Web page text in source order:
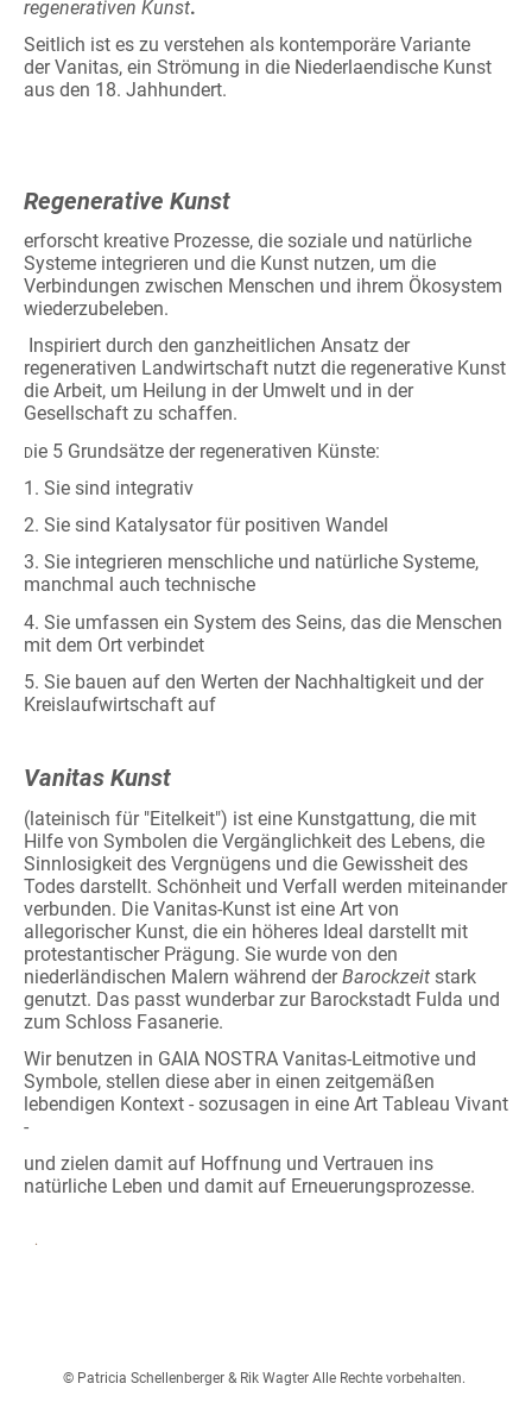
regenerativen Kunst.
Seitlich ist es zu verstehen als kontemporäre Variante
der Vanitas, ein Strömung in die Niederlaendische Kunst
aus den 18. Jahhundert.
Regenerative Kunst
erforscht kreative Prozesse, die soziale und natürliche
Systeme integrieren und die Kunst nutzen, um die
Verbindungen zwischen Menschen und ihrem Ökosystem
wiederzubeleben.
Inspiriert durch den ganzheitlichen Ansatz der
regenerativen Landwirtschaft nutzt die regenerative Kunst
die Arbeit, um Heilung in der Umwelt und in der
Gesellschaft zu schaffen.
Die 5 Grundsätze der regenerativen Künste:
1. Sie sind integrativ
2. Sie sind Katalysator für positiven Wandel
3. Sie integrieren menschliche und natürliche Systeme,
manchmal auch technische
4. Sie umfassen ein System des Seins, das die Menschen
mit dem Ort verbindet
5. Sie bauen auf den Werten der Nachhaltigkeit und der
Kreislaufwirtschaft auf
Vanitas Kunst
(lateinisch für "Eitelkeit") ist eine Kunstgattung, die mit
Hilfe von Symbolen die Vergänglichkeit des Lebens, die
Sinnlosigkeit des Vergnügens und die Gewissheit des
Todes darstellt. Schönheit und Verfall werden miteinander
verbunden. Die Vanitas-Kunst ist eine Art von
allegorischer Kunst, die ein höheres Ideal darstellt mit
protestantischer Prägung. Sie wurde von den
niederländischen Malern während derBarockzeit stark
genutzt. Das passt wunderbar zur Barockstadt Fulda und
zum Schloss Fasanerie.
Wir benutzen in GAIA NOSTRA Vanitas-Leitmotive und
Symbole, stellen diese aber in einen zeitgemäßen
lebendigen Kontext - sozusagen in eine Art Tableau Vivant
-
und zielen damit auf Hoffnung und Vertrauen ins
natürliche Leben und damit auf Erneuerungsprozesse.
.
© Patricia Schellenberger & Rik Wagter Alle Rechte vorbehalten.